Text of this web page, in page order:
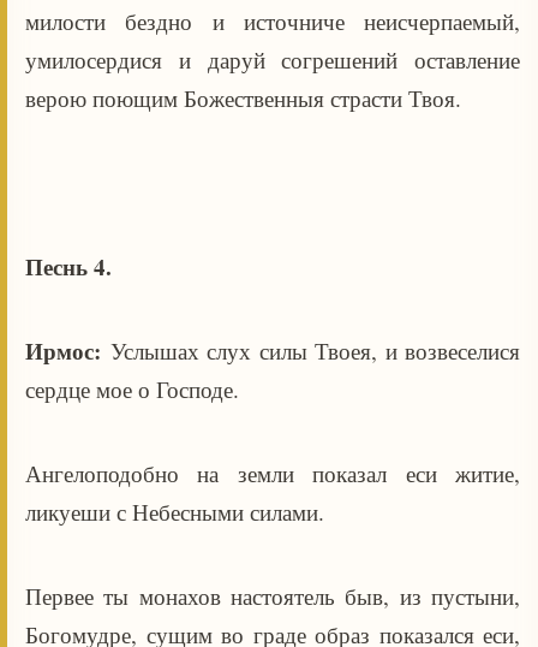
милости бездно и источниче неисчерпаемый,
умилосердися и даруй согрешений оставление
верою поющим Божественныя страсти Твоя.
Песнь 4.
Ирмос: Услышах слух силы Твоея, и возвеселися
сердце мое о Господе.
Ангелоподобно на земли показал еси житие,
ликуеши с Небесными силами.
Первее ты монахов настоятель быв, из пустыни,
Богомудре, сущим во граде образ показался еси,